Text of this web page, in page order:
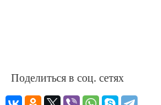
Поделиться в соц. сетях